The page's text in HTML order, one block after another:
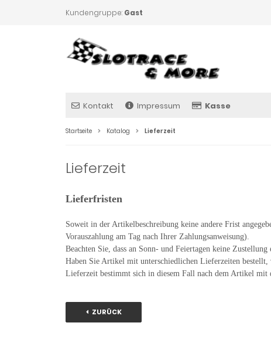
Kundengruppe: Gast
Kontakt Impressum Kasse
Startseite Katalog Lieferzeit
Lieferzeit
Lieferfristen
Soweit in der Artikelbeschreibung keine andere Frist
Vorauszahlung am Tag nach Ihrer Zahlungsanweisung).
Beachten Sie, dass an Sonn- und Feiertagen keine Zustellung
Haben Sie Artikel mit unterschiedlichen Lieferzeiten bestellt,
Lieferzeit bestimmt sich in diesem Fall nach dem Artikel mit
ZURÜCK